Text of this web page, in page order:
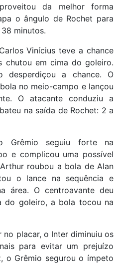
da melhor forma
o ângulo de Rochet para
minutos.
Vinícius teve a chance
chutou em cima do goleiro.
desperdiçou a chance. O
no meio-campo e lançou
O atacante conduziu a
na saída de Rochet: 2 a
Grêmio seguiu forte na
e complicou uma possível
roubou a bola de Alan
o lance na sequência e
área. O centroavante deu
do goleiro, a bola tocou na
no placar, o Inter diminuiu os
para evitar um prejuízo
o Grêmio segurou o ímpeto